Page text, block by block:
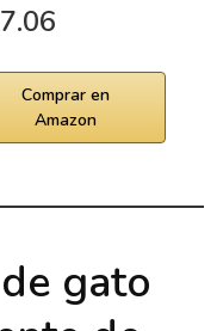
Comprar en
Amazon
gato